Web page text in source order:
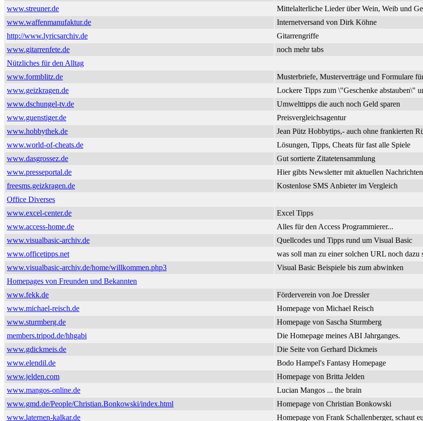
www.streuner.de
Mittelalterliche Lieder über Wein, Weib und
www.waffenmanufaktur.de
Internetversand von Dirk Köhne
http://www.lyricsarchiv.de
Gitarrengriffe
www.gitarrenfete.de
noch mehr tabs
Nützliches für den Alltag
www.formblitz.de
Musterbriefe, Musterverträge und Formulare
www.geizkragen.de
Lockere Tipps zum \"Geschenke abstauben\"
www.dschungel-tv.de
Umwelttipps die auch noch Geld sparen
www.guenstiger.de
Preisvergleichsagentur
www.hobbythek.de
Jean Pütz Hobbytips,- auch ohne frankierten
www.world-of-cheats.de
Lösungen, Tipps, Cheats für fast alle Spiele
www.dasgrossez.de
Gut sortierte Zitatetensammlung
www.presseportal.de
Hier gibts Newsletter mit aktuellen
freesms.geizkragen.de
Kostenlose SMS Anbieter im Vergleich
Office Diverses
www.excel-center.de
Excel Tipps
www.access-home.de
Alles für den Access Programmierer...
www.visualbasic-archiv.de
Quellcodes und Tipps rund um Visual Basic
www.officetipps.net
was soll man zu einer solchen URL noch dazu
www.visualbasic-archiv.de/home/willkommen.php3
Visual Basic Beispiele bis zum abwinken
Homepages von Freunden und Bekannten
www.fekk.de
Förderverein von Joe Dressler
www.michael-reisch.de
Homepage von Michael Reisch
www.sturmberg.de
Homepage von Sascha Sturmberg
members.tripod.de/hhgabi
Die Homepage meines ABI Jahrganges.
www.gdickmeis.de
Die Seite von Gerhard Dickmeis
www.elendil.de
Bodo Hampel's Fantasy Homepage
www.jelden.com
Homepage von Britta Jelden
www.mangos-online.de
Lucian Mangos ... the brain
www.gmd.de/People/Christian.Bonkowski/index.html
Homepage von Christian Bonkowski
www.laternen-kalkar.de
Homepage von Frank Schallenberger, schaut